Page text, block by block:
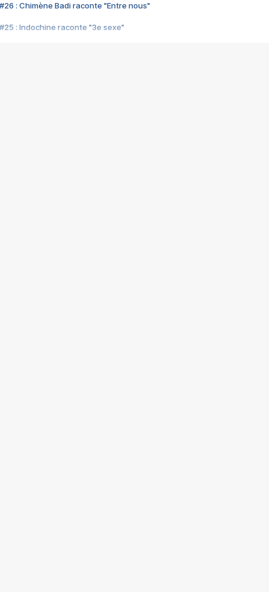
#26 : Chimène Badi raconte "Entre nous"
#25 : Indochine raconte "3e sexe"